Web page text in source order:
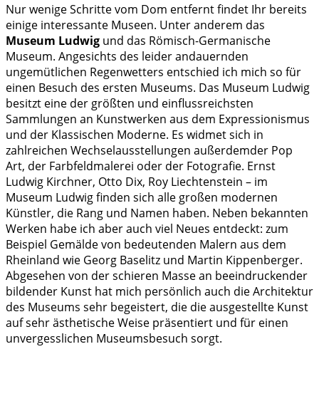
Nur wenige Schritte vom Dom entfernt findet Ihr bereits
einige interessante Museen. Unter anderem das
Museum Ludwig und das Römisch-Germanische
Museum. Angesichts des leider andauernden
ungemütlichen Regenwetters entschied ich mich so für
einen Besuch des ersten Museums. Das Museum Ludwig
besitzt eine der größten und einflussreichsten
Sammlungen an Kunstwerken aus dem Expressionismus
und der Klassischen Moderne. Es widmet sich in
zahlreichen Wechselausstellungen außerdemder Pop
Art, der Farbfeldmalerei oder der Fotografie. Ernst
Ludwig Kirchner, Otto Dix, Roy Liechtenstein – im
Museum Ludwig finden sich alle großen modernen
Künstler, die Rang und Namen haben. Neben bekannten
Werken habe ich aber auch viel Neues entdeckt: zum
Beispiel Gemälde von bedeutenden Malern aus dem
Rheinland wie Georg Baselitz und Martin Kippenberger.
Abgesehen von der schieren Masse an beeindruckender
bildender Kunst hat mich persönlich auch die Architektur
des Museums sehr begeistert, die die ausgestellte Kunst
auf sehr ästhetische Weise präsentiert und für einen
unvergesslichen Museumsbesuch sorgt.